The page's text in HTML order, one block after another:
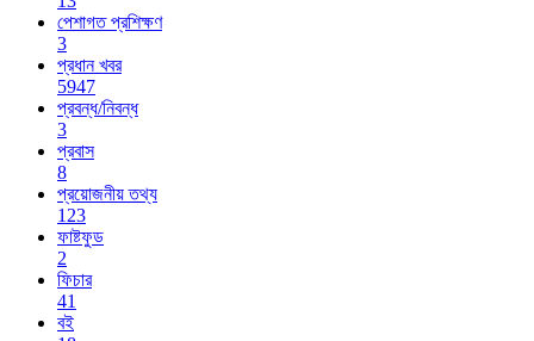
পেশাগত প্রশিক্ষণ
3
প্রধান খবর
5947
প্রবন্ধ/নিবন্ধ
3
প্রবাস
8
প্রয়োজনীয় তথ্য
123
ফাষ্টফুড
2
ফিচার
41
বই